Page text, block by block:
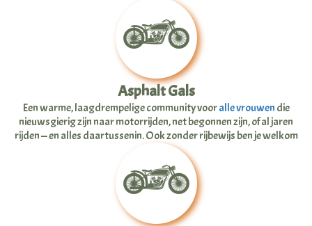
Asphalt Gals
Een warme, laagdrempelige community vooralle vrouwen die
nieuwsgierig zijn naar motorrijden, net begonnen zijn, of al jaren
rijden — en alles daartussenin. Ook zonder rijbewijs ben je welkom